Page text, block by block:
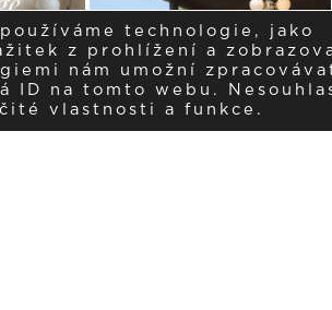
technologie, jako
z prohlížení a
nám umožní
ID na tomto webu.
vlastnosti a funkce.